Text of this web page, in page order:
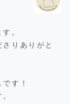
。
りありがと
す！